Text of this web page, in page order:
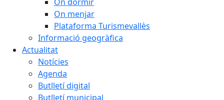
On menjar
Plataforma Turismevallès
Informació geogràfica
Actualitat
Notícies
Agenda
Butlletí digital
Butlletí municipal